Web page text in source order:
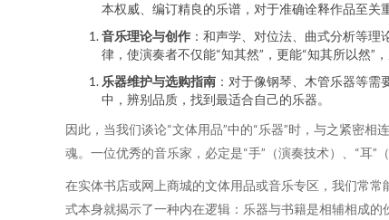
本权威、编订精良的乐谱，对于准确诠释作品至关
音乐理论与创作 ：和声学、对位法、曲式分析等
律，使演奏者不仅能“知其然”，更能“知其所以然”
乐器维护与选购指南 ：对于像钢琴、木管乐器等
中，辨别品质，找到最适合自己的乐器。
因此，当我们谈论“文体用品”中的“乐器”时，与之紧密
魂。一位优秀的音乐家，必定是“手”（演奏技术）、“耳”
在实体书店或网上商城的文体用品或音乐专区，我们常
式本身就揭示了一种内在逻辑：乐器与书籍是相辅相成的